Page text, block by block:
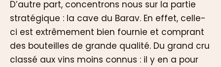
D’autre part, concentrons nous sur la partie
stratégique : la cave du Barav. En effet, celle-
ci est extrêmement bien fournie et comprant
des bouteilles de grande qualité. Du grand cru
classé aux vins moins connus : il y en a pour